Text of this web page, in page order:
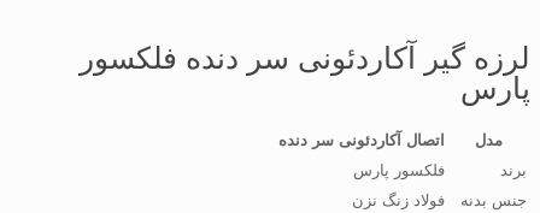
لرزه گیر آکاردئونی سر دنده فلکسور
پارس
مدل
اتصال آکاردئونی سر دنده
برند
فلکسور پارس
جنس بدنه
فولاد زنگ نزن